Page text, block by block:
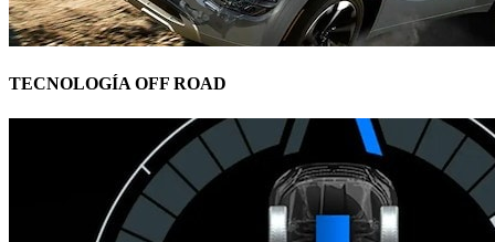
TECNOLOGÍA OFF ROAD